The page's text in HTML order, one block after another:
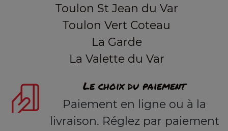
Toulon St Jean du Var
Toulon Vert Coteau
La Garde
La Valette du Var
Le choix du paiement
Paiement en ligne ou à la
livraison. Réglez par paiement